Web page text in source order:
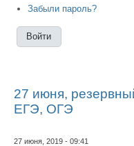
Забыли пароль?
27 июня,
ЕГЭ, ОГЭ
27 июня, 2019 - 09:41